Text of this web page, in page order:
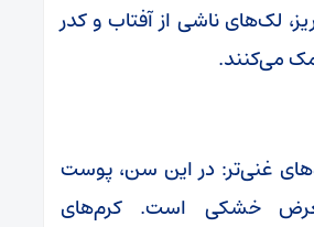
لک‌های ناشی از آفتاب و کدر
می‌کنند.
غنی‌تر: در این سن، پوست
خشکی است. کرم‌های